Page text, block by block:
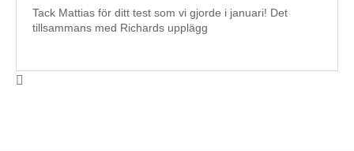
Tack Mattias för ditt test som vi gjorde i januari! Det
tillsammans med Richards upplägg